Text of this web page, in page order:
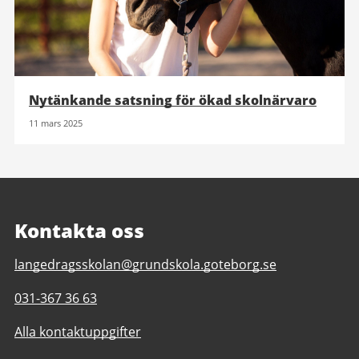
Nytänkande satsning för ökad skolnärvaro
11 mars 2025
Kontakta oss
E-
till
Långedragsskolan
F-
langedragsskolan@grundskola.goteborg.se
Telefonnummer
Långedragsskolan
031-367 36 63
Alla kontaktuppgifter